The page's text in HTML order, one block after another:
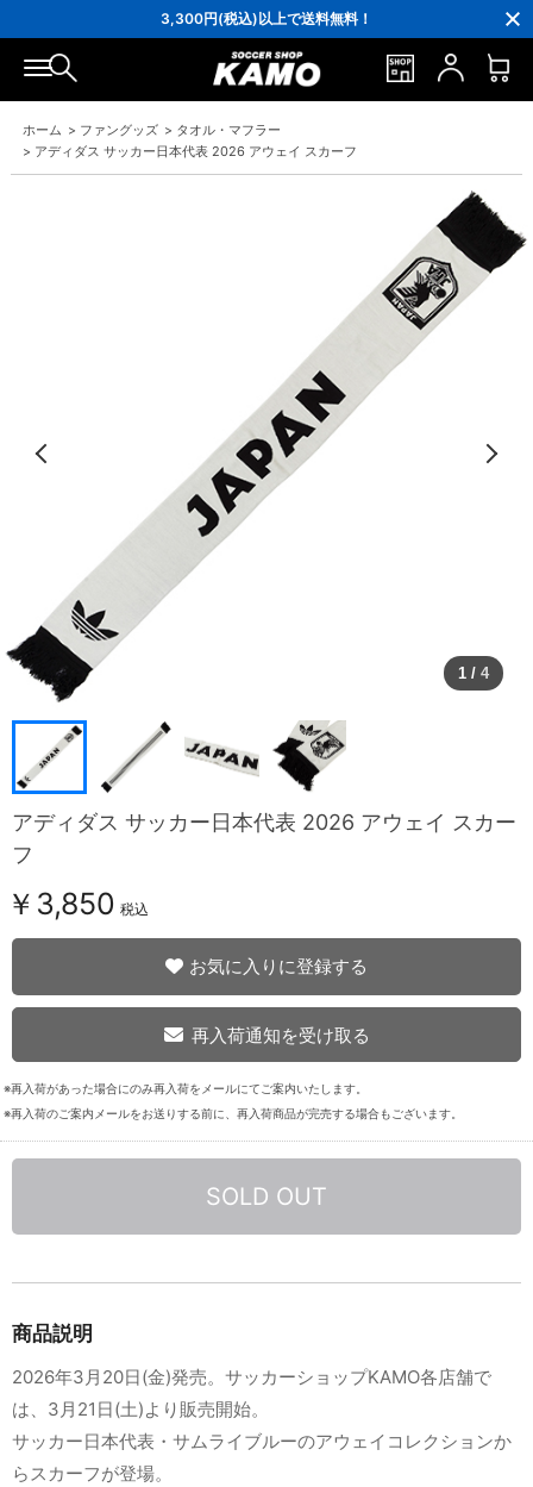
3,300円(税込)以上で送料無料！
ポイント還元率5％！プレミア会員は7％
会員の方にはお誕生月に「10％OFFクーポン」プレゼント！
16,000円(税込)以上でシューズケースプレゼント！
3,300円(税込)以上で送料無料！
ホーム > ファングッズ > タオル・マフラー
> アディダス サッカー日本代表 2026 アウェイ スカーフ
1 / 4
アディダス サッカー日本代表 2026 アウェイ スカー
フ
￥3,850 税込
お気に入りに登録する
再入荷通知を受け取る
※再入荷があった場合にのみ再入荷をメールにてご案内いたします。
※再入荷のご案内メールをお送りする前に、再入荷商品が完売する場合もございます。
SOLD OUT
商品説明
2026年3月20日(金)発売。サッカーショップKAMO各店舗で
は、3月21日(土)より販売開始。
サッカー日本代表・サムライブルーのアウェイコレクションか
らスカーフが登場。